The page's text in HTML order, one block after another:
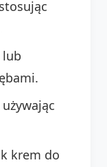
lub
krem do